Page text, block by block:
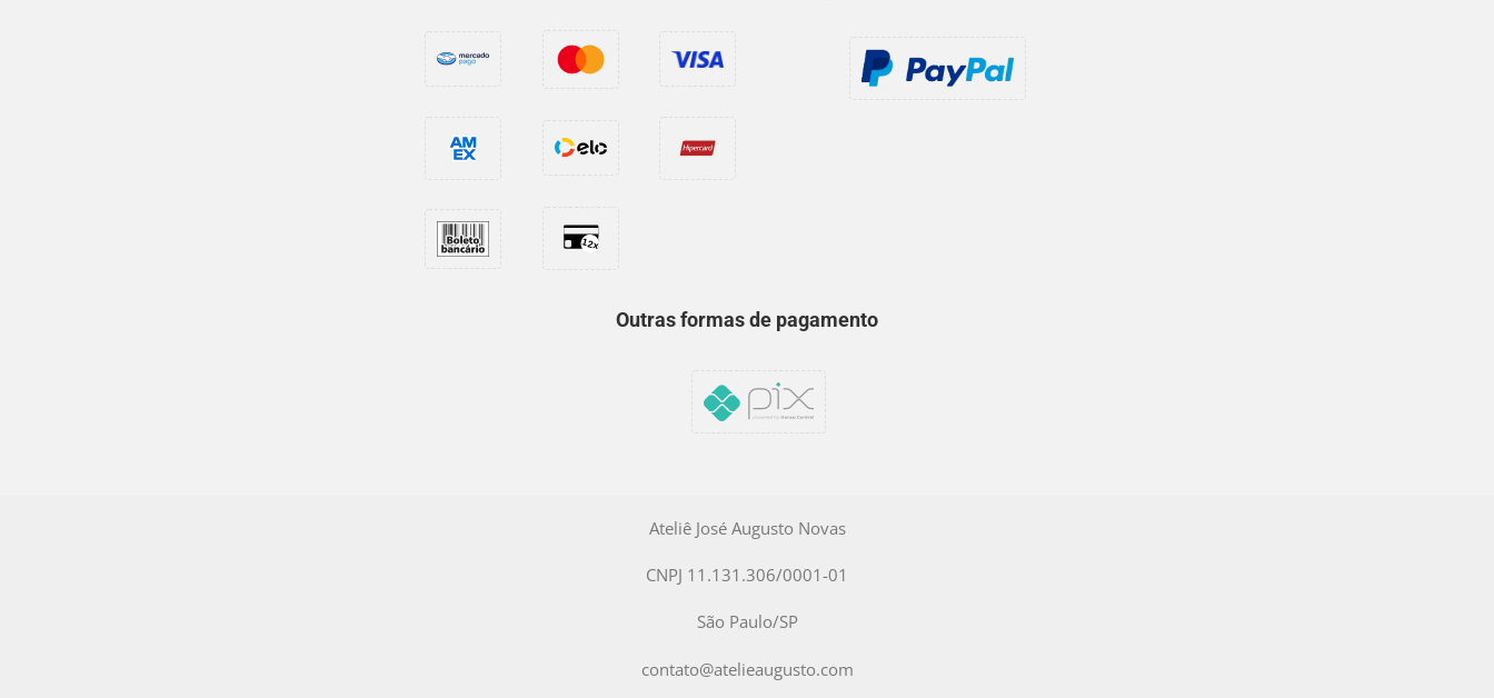
Outras formas de pagamento
Ateliê José Augusto Novas
CNPJ 11.131.306/0001-01
São Paulo/SP
contato@atelieaugusto.com